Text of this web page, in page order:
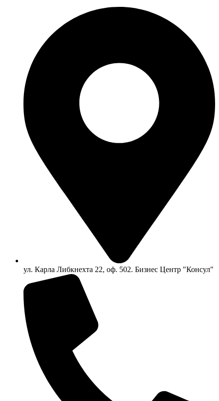
ул. Карла Либкнехта 22, оф. 502. Бизнес Центр "Консул"